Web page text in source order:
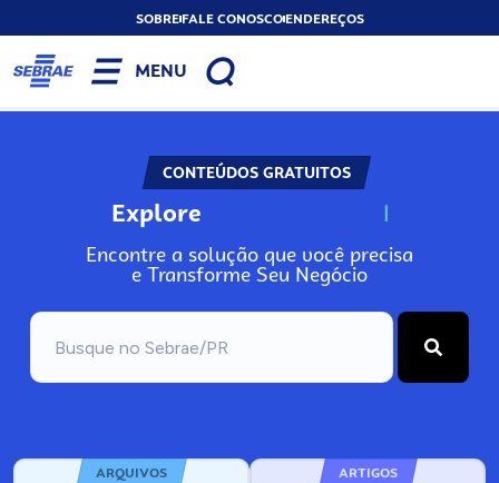
SOBREFALE CONOSCOENDEREÇOS
MENU
CONTEÚDOS GRATUITOS
Explore N
Encontre a solução que você precisa
e Transforme Seu Negócio
ARQUIVOS ARTIGOS